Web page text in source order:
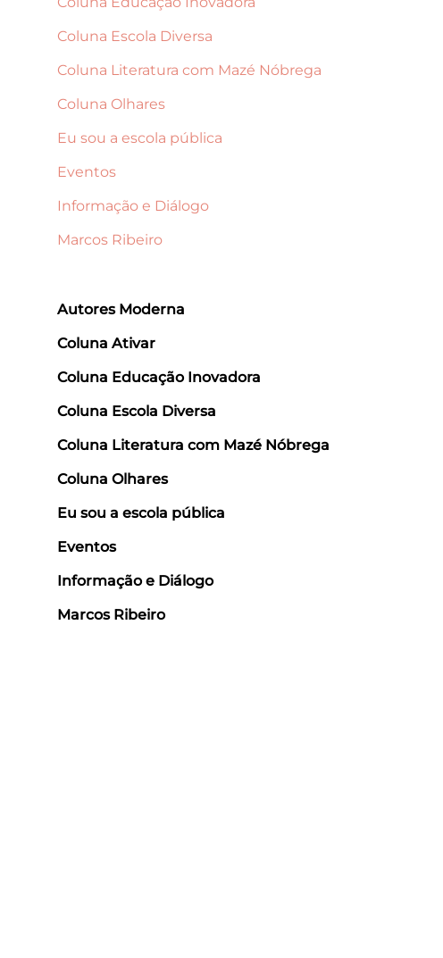
Coluna Escola Diversa
Coluna Literatura com Mazé Nóbrega
Coluna Olhares
Eu sou a escola pública
Eventos
Informação e Diálogo
Marcos Ribeiro
Autores Moderna
Coluna Ativar
Coluna Educação Inovadora
Coluna Escola Diversa
Coluna Literatura com Mazé Nóbrega
Coluna Olhares
Eu sou a escola pública
Eventos
Informação e Diálogo
Marcos Ribeiro